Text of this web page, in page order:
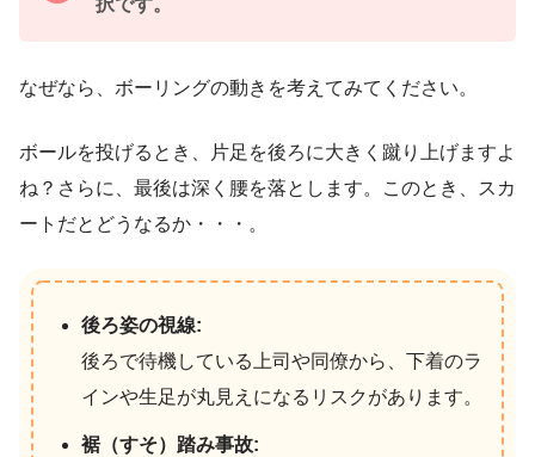
択です。
なぜなら、ボーリングの動きを考えてみてください。
ボールを投げるとき、片足を後ろに大きく蹴り上げますよ
ね？さらに、最後は深く腰を落とします。このとき、スカ
ートだとどうなるか・・・。
後ろ姿の視線:
後ろで待機している上司や同僚から、下着のラ
インや生足が丸見えになるリスクがあります。
裾（すそ）踏み事故: